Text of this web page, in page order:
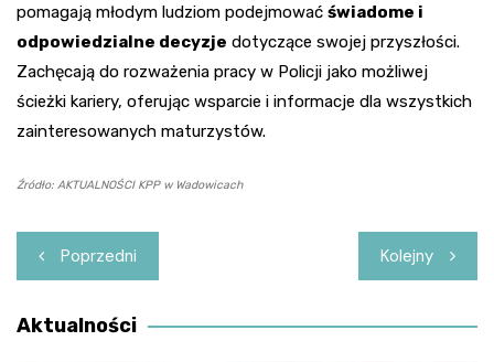
pomagają młodym ludziom podejmować świadome i
odpowiedzialne decyzje dotyczące swojej przyszłości.
Zachęcają do rozważenia pracy w Policji jako możliwej
ścieżki kariery, oferując wsparcie i informacje dla wszystkich
zainteresowanych maturzystów.
Źródło: AKTUALNOŚCI KPP w Wadowicach
Nawigacja
wpisu
Poprzedni Kolejny
Aktualności